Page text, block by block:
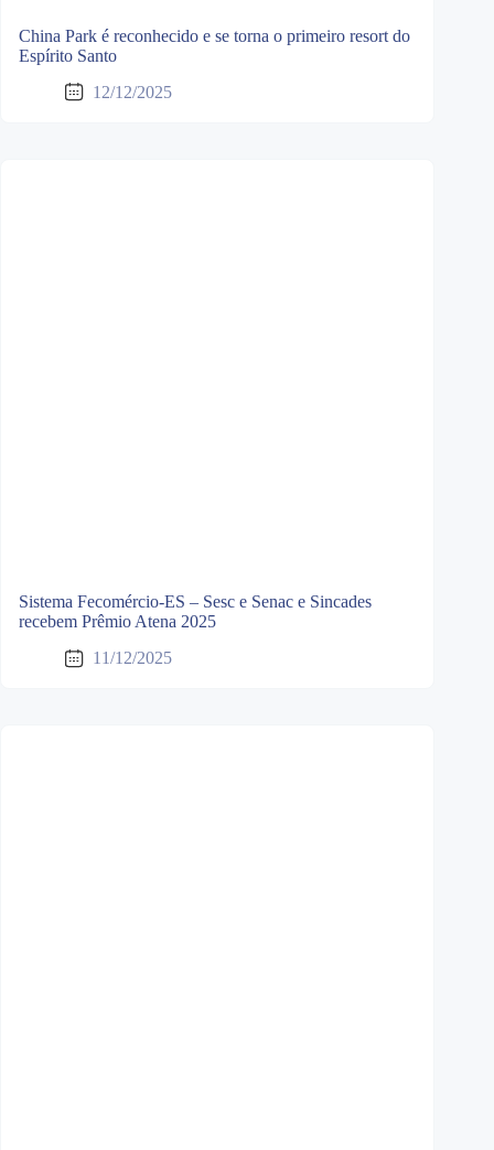
China Park é reconhecido e se torna o primeiro resort do
Espírito Santo
12/12/2025
Sistema Fecomércio-ES – Sesc e Senac e Sincades
recebem Prêmio Atena 2025
11/12/2025